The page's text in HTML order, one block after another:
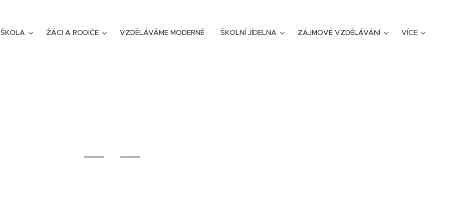
ŠKOLA ŽÁCI A RODIČE VZDĚLÁVÁME MODERNĚ ŠKOLNÍ JÍDELNA ZÁJMOVÉ VZDĚLÁVÁNÍ VÍCE